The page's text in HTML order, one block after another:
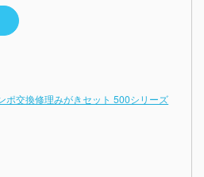
ポ交換修理みがきセット 500シリーズ